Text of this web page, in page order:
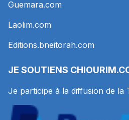
Guemara.com
Laolim.com
Editions.bneitorah.com
JE SOUTIENS
Je participe à la diffusion de la